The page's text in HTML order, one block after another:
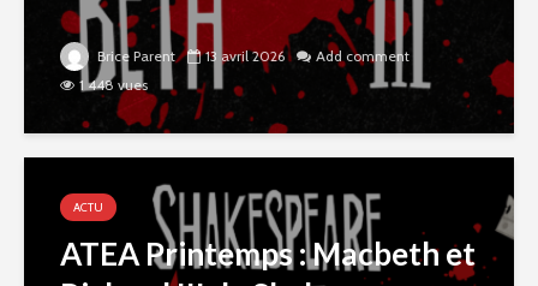
Brice Parent 13 avril 2026
Add comment
1 448 vues
ACTU
ATEA Printemps : Macbeth et